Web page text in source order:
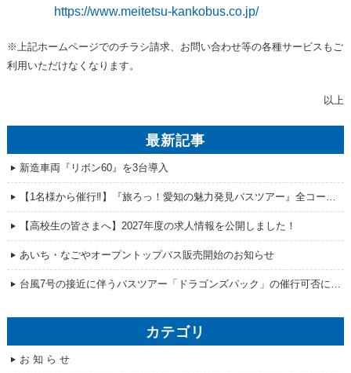
https://www.meitetsu-kankobus.co.jp/
※上記ホームページでのチラシ請求、お問い合わせ等の各種サービスもご
利用いただけなくなります。
以上
最新記事
新造車両『リボン60』を3台導入
【1名様から催行‼】『旅ろっ！愛知の魅力発見バスツアー』全コース販売開始！
【高校生の皆さまへ】2027年度の求人情報を公開しました！
あいち・なごやオープントップバス販売開始のお知らせ
台風7号の接近に伴うバスツアー「ドラゴンズパック」の催行可否について
カテゴリ
お 知 ら せ